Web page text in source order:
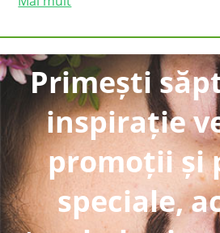
Primești
inspirație
promoții și
speciale,